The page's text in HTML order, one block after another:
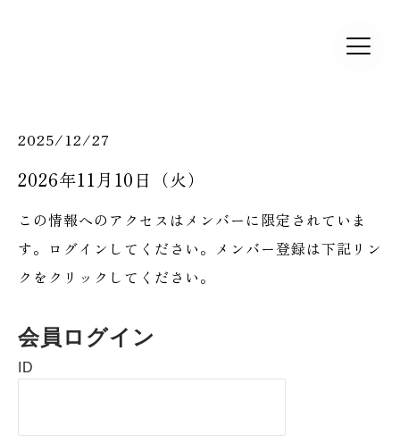
2025/12/27
2026年11月10日（火）
この情報へのアクセスはメンバーに限定されていま
す。ログインしてください。メンバー登録は下記リン
クをクリックしてください。
会員ログイン
ID